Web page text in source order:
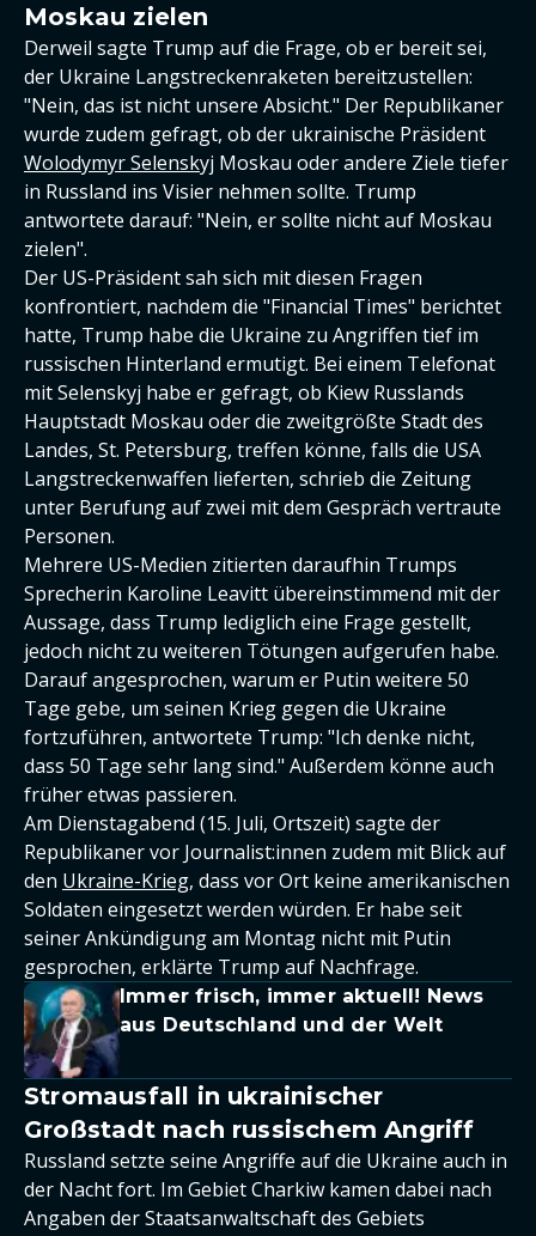
Moskau zielen
Derweil sagte Trump auf die Frage, ob er bereit sei,
der Ukraine Langstreckenraketen bereitzustellen:
"Nein, das ist nicht unsere Absicht." Der Republikaner
wurde zudem gefragt, ob der ukrainische Präsident
Wolodymyr Selenskyj Moskau oder andere Ziele tiefer
in Russland ins Visier nehmen sollte. Trump
antwortete darauf: "Nein, er sollte nicht auf Moskau
zielen".
Der US-Präsident sah sich mit diesen Fragen
konfrontiert, nachdem die "Financial Times" berichtet
hatte, Trump habe die Ukraine zu Angriffen tief im
russischen Hinterland ermutigt. Bei einem Telefonat
mit Selenskyj habe er gefragt, ob Kiew Russlands
Hauptstadt Moskau oder die zweitgrößte Stadt des
Landes, St. Petersburg, treffen könne, falls die USA
Langstreckenwaffen lieferten, schrieb die Zeitung
unter Berufung auf zwei mit dem Gespräch vertraute
Personen.
Mehrere US-Medien zitierten daraufhin Trumps
Sprecherin Karoline Leavitt übereinstimmend mit der
Aussage, dass Trump lediglich eine Frage gestellt,
jedoch nicht zu weiteren Tötungen aufgerufen habe.
Darauf angesprochen, warum er Putin weitere 50
Tage gebe, um seinen Krieg gegen die Ukraine
fortzuführen, antwortete Trump: "Ich denke nicht,
dass 50 Tage sehr lang sind." Außerdem könne auch
früher etwas passieren.
Am Dienstagabend (15. Juli, Ortszeit) sagte der
Republikaner vor Journalist:innen zudem mit Blick auf
den Ukraine-Krieg, dass vor Ort keine amerikanischen
Soldaten eingesetzt werden würden. Er habe seit
seiner Ankündigung am Montag nicht mit Putin
gesprochen, erklärte Trump auf Nachfrage.
Immer frisch, immer aktuell! News
aus Deutschland und der Welt
Stromausfall in ukrainischer
Großstadt nach russischem Angriff
Russland setzte seine Angriffe auf die Ukraine auch in
der Nacht fort. Im Gebiet Charkiw kamen dabei nach
Angaben der Staatsanwaltschaft des Gebiets